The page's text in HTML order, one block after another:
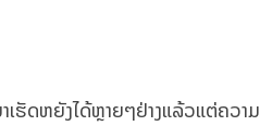
ຮັດຫຍັງໄດ້ຫຼາຍໆຢ່າງແລ້ວແຕ່ຄວ